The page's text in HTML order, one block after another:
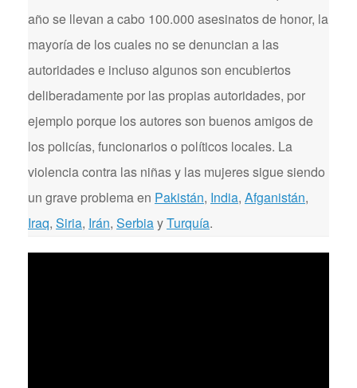
año se llevan a cabo 100.000 asesinatos de honor, la
mayoría de los cuales no se denuncian a las
autoridades e incluso algunos son encubiertos
deliberadamente por las propias autoridades, por
ejemplo porque los autores son buenos amigos de
los policías, funcionarios o políticos locales. La
violencia contra las niñas y las mujeres sigue siendo
un grave problema en Pakistán, India, Afganistán,
Iraq, Siria, Irán, SerbiayTurquía.